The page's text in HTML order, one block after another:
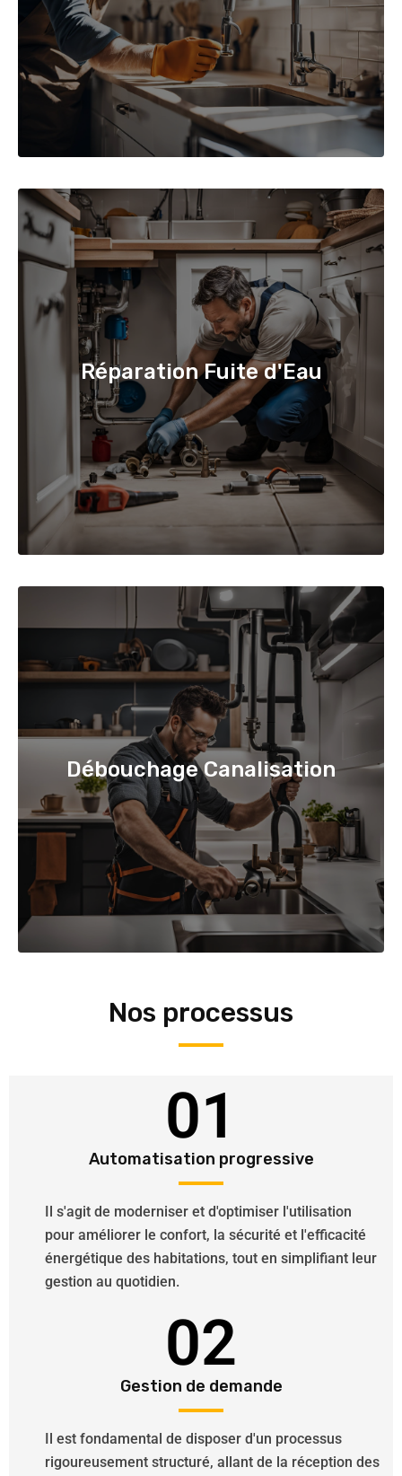
Réparation Fuite d'Eau
Débouchage Canalisation
Nos processus
01
Automatisation progressive
Il s'agit de moderniser et d'optimiser l'utilisation
pour améliorer le confort, la sécurité et l'efficacité
énergétique des habitations, tout en simplifiant leur
gestion au quotidien.
02
Gestion de demande
Il est fondamental de disposer d'un processus
rigoureusement structuré, allant de la réception des